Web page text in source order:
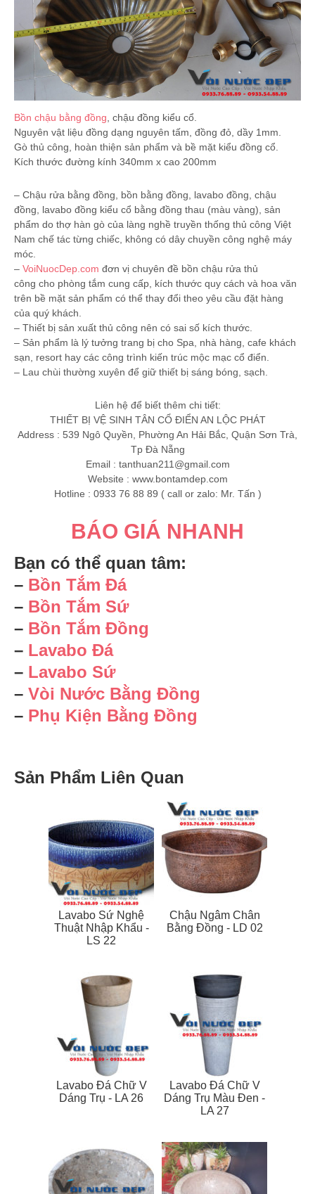
Bồn chậu bằng đồng, chậu đồng kiểu cổ.
Nguyên vật liệu đồng dạng nguyên tấm, đồng đỏ, dầy 1mm.
Gò thủ công, hoàn thiện sản phẩm và bề mặt kiểu đồng cổ.
Kích thước đường kính 340mm x cao 200mm
– Chậu rửa bằng đồng, bồn bằng đồng, lavabo đồng, chậu
đồng, lavabo đồng kiểu cổ bằng đồng thau (màu vàng), sản
phẩm do thợ hàn gò của làng nghề truyền thống thủ công Việt
Nam chế tác từng chiếc, không có dây chuyền công nghệ máy
móc.
– VoiNuocDep.com đơn vị chuyên đề bồn chậu rửa thủ
công cho phòng tắm cung cấp, kích thước quy cách và hoa văn
trên bề mặt sản phẩm có thể thay đổi theo yêu cầu đặt hàng
của quý khách.
– Thiết bị sản xuất thủ công nên có sai số kích thước.
– Sản phẩm là lý tưởng trang bị cho Spa, nhà hàng, cafe khách
sạn, resort hay các công trình kiến trúc mộc mạc cổ điển.
– Lau chùi thường xuyên để giữ thiết bị sáng bóng, sạch.
Liên hệ để biết thêm chi tiết:
THIẾT BỊ VỆ SINH TÂN CỔ ĐIỂN AN LỘC PHÁT
Address : 539 Ngô Quyền, Phường An Hải Bắc, Quận Sơn Trà,
Tp Đà Nẵng
Email : tanthuan211@gmail.com
Website : www.bontamdep.com
Hotline : 0933 76 88 89 ( call or zalo: Mr. Tấn )
BÁO GIÁ NHANH
Bạn có thể quan tâm:
– Bồn Tắm Đá
– Bồn Tắm Sứ
– Bồn Tắm Đồng
– Lavabo Đá
– Lavabo Sứ
– Vòi Nước Bằng Đồng
– Phụ Kiện Bằng Đồng
Sản Phẩm Liên Quan
Lavabo Sứ Nghệ
Thuật Nhập Khẩu -
LS 22
Chậu Ngâm Chân
Bằng Đồng - LD 02
Lavabo Đá Chữ V
Dáng Trụ - LA 26
Lavabo Đá Chữ V
Dáng Trụ Màu Đen -
LA 27